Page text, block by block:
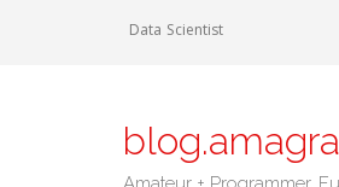
Data Scientist